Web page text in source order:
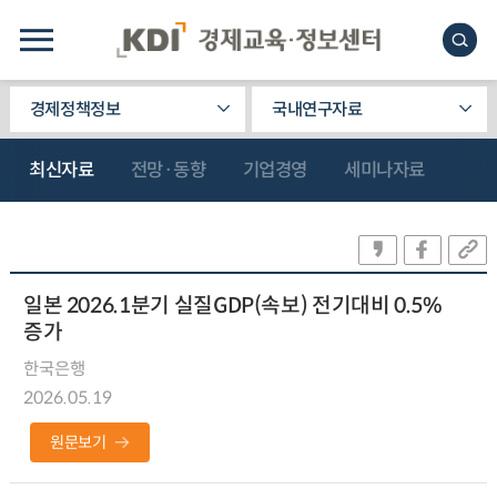
경제정책정보 국내연구자료
최신자료 전망·동향 기업경영 세미나자료
일본 2026.1분기 실질GDP(속보) 전기대비 0.5%
증가
한국은행
2026.05.19
원문보기